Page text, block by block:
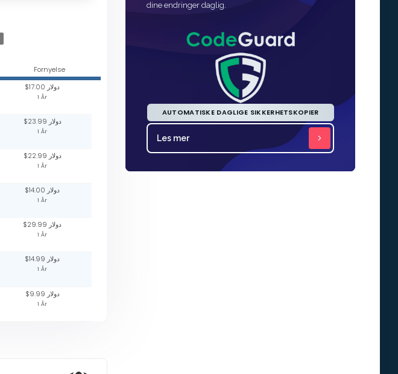
Fornyelse
$17.00 دولار
1 År
$23.99 دولار
1 År
$22.99 دولار
1 År
$14.00 دولار
1 År
$29.99 دولار
1 År
$14.99 دولار
1 År
$9.99 دولار
1 År
dine endringer daglig.
AUTOMATISKE DAGLIGE SIKKERHETSKOPIER
Les mer